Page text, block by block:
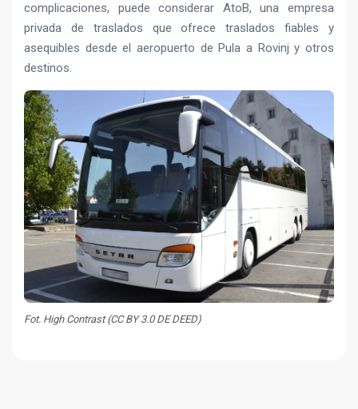
complicaciones, puede considerar AtoB, una empresa
privada de traslados que ofrece traslados fiables y
asequibles desde el aeropuerto de Pula a Rovinj y otros
destinos.
Fot. High Contrast (CC BY 3.0 DE DEED)